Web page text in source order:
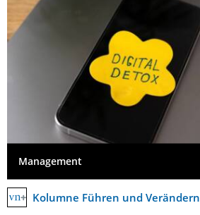
Management
Kolumne Führen und Verändern